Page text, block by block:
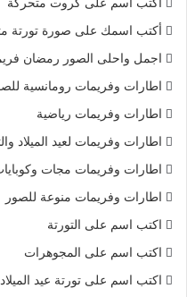
أكتب اسمك على صورة تورتة
اجمل واحلى الصور رمضان
اطارات وفريمات رومانسية
اطارات وفريمات رياضية
اطارات وفريمات لعيد الميلاد
اطارات وفريمات مجات
اطارات وفريمات منوعة للصور
اكتب اسم على التورتة
اكتب اسم على المجوهرات
اكتب اسم على تورتة عيد الميلاد